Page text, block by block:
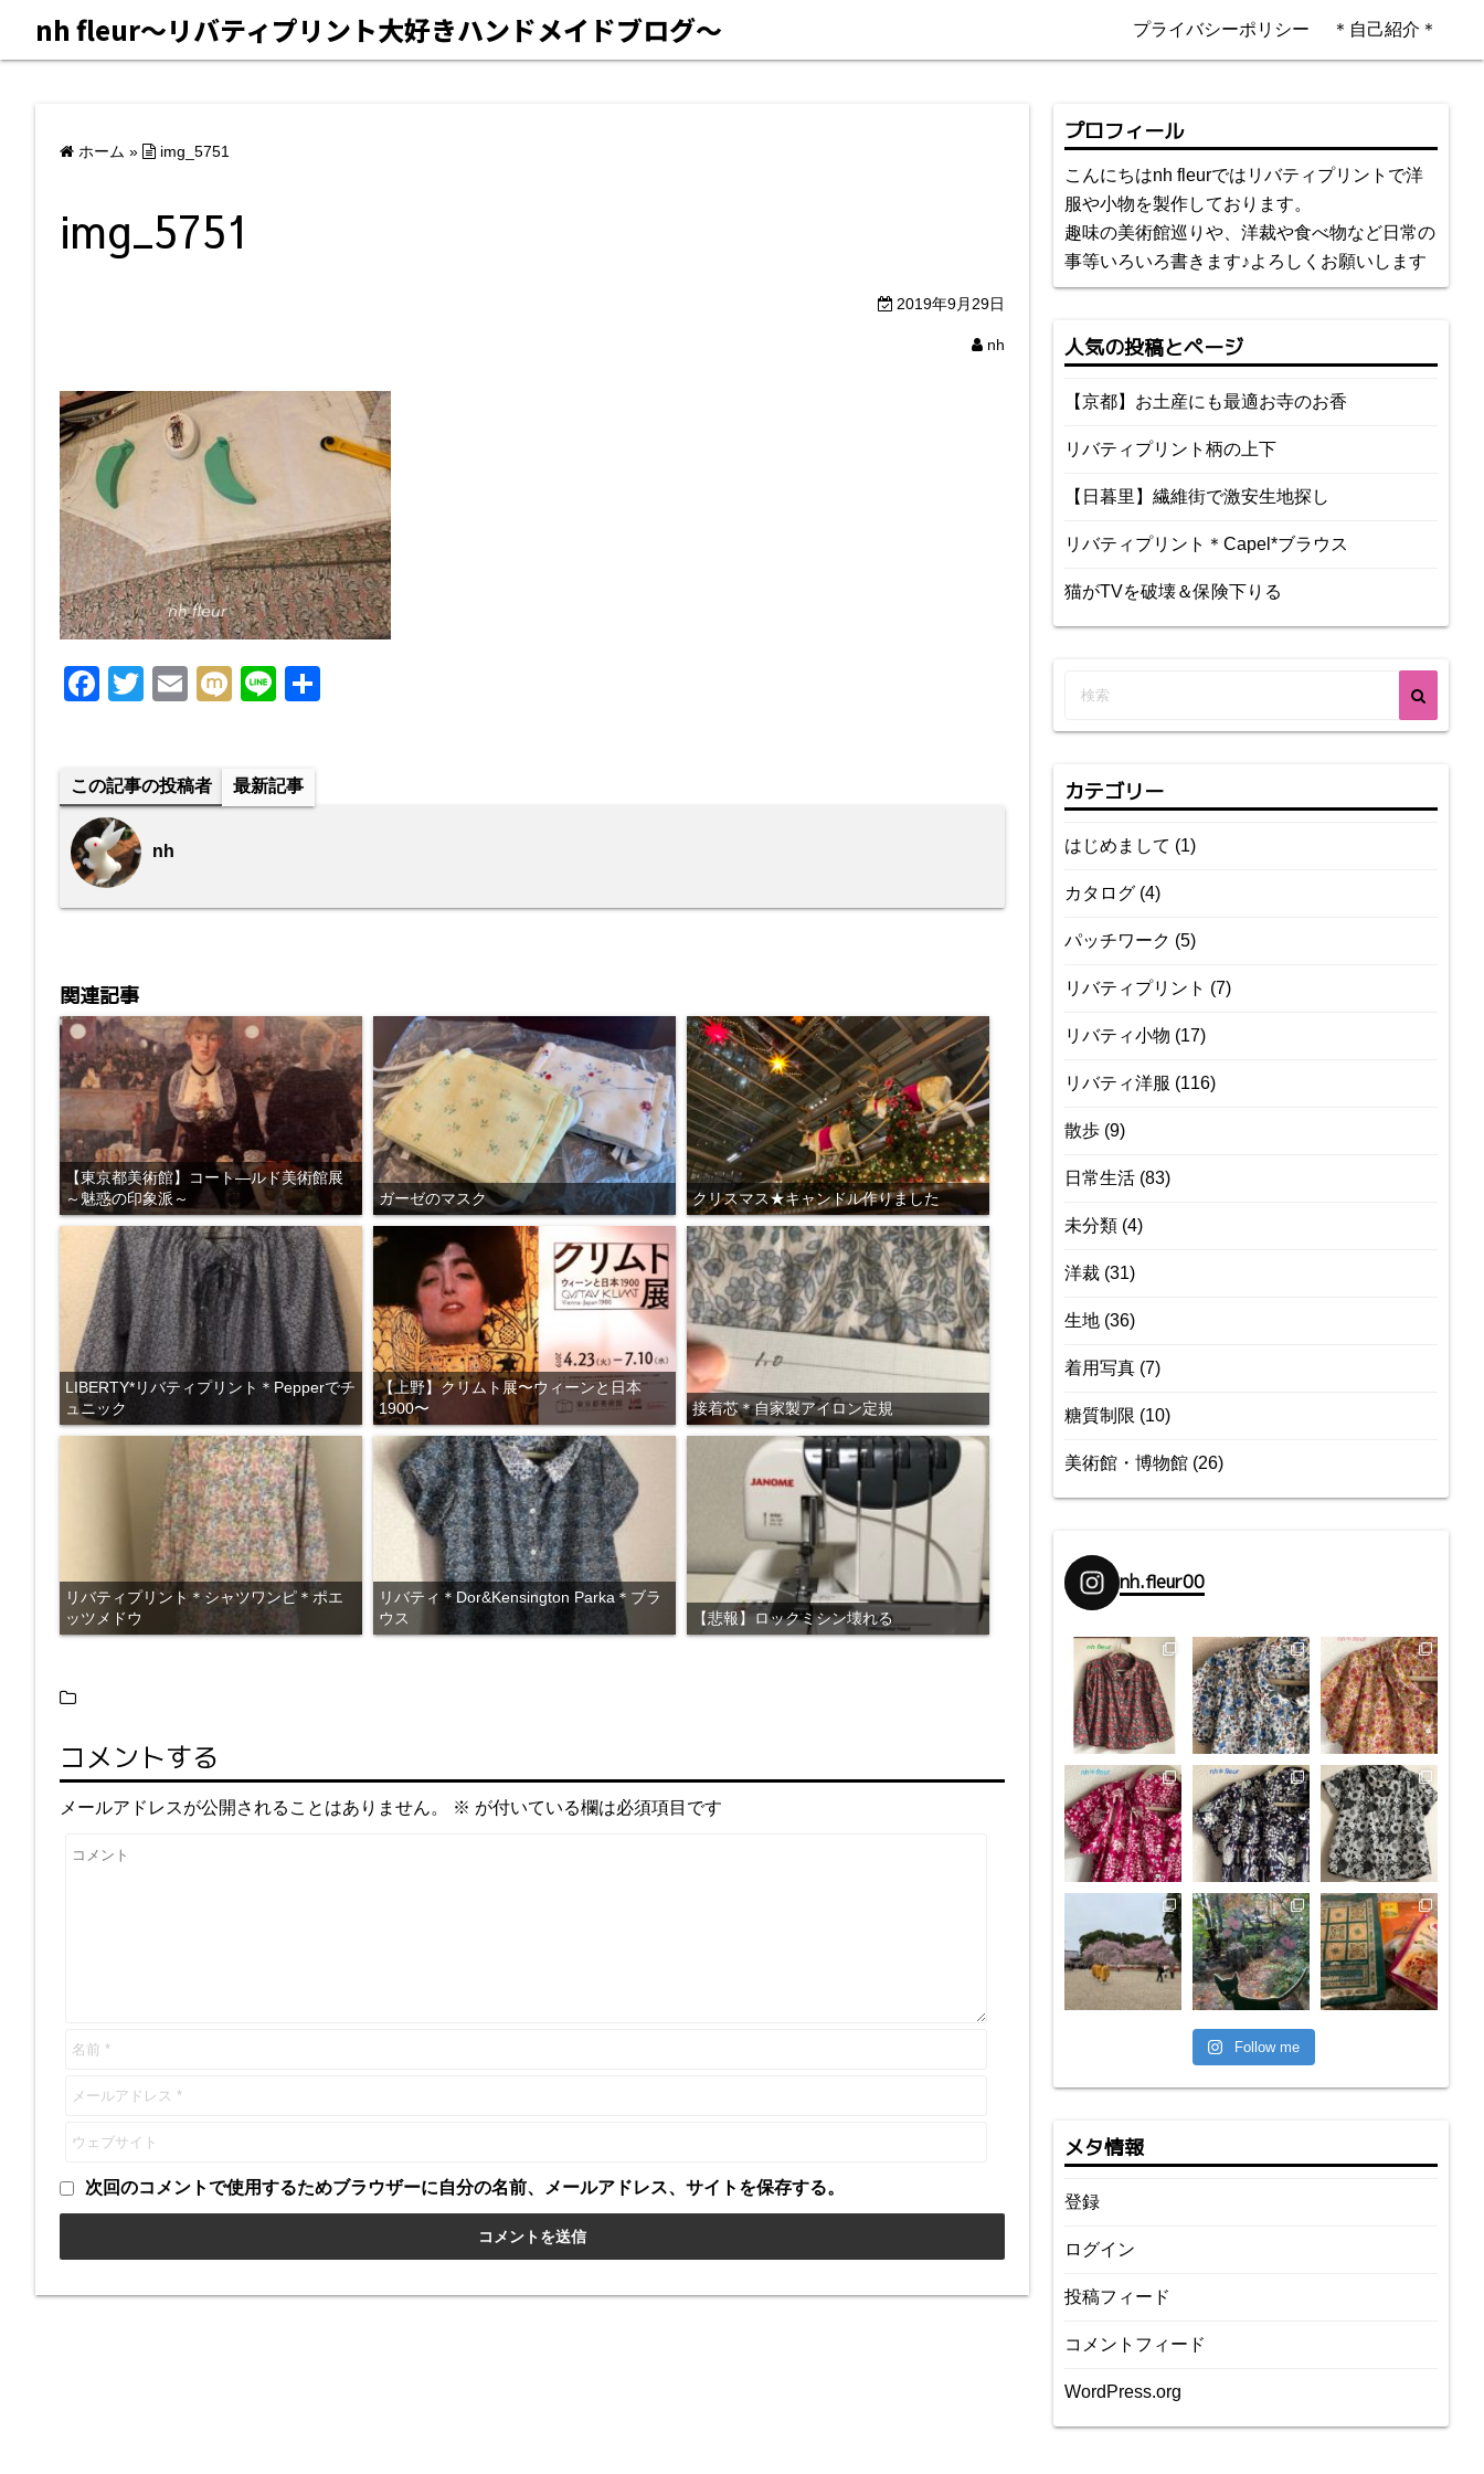
nh fleur〜リバティプリント大好きハンドメイドブログ〜 プライバシーポリシー ＊自己紹介＊
ホーム » img_5751
img_5751
2019年9月29日
nh
F
e
b
o
o
T
er
E
M
Li
この記事の投稿者 最新記事
nh
関連記事
【東京都美術館】コート―ルド美術館展
～魅惑の印象派～
ガーゼのマスク クリスマス★キャンドル作りました
LIBERTY*リバティプリント＊Pepperでチ
ュニック
【上野】クリムト展〜ウィーンと日本
1900〜
接着芯＊自家製アイロン定規
リバティプリント＊シャツワンピ＊ポエ
ッツメドウ
リバティ＊Dor&Kensington Parka＊ブラ
ウス
【悲報】ロックミシン壊れる
コメントする
メールアドレスが公開されることはありません。 ※ が付いている欄は必須項目です
次回のコメントで使用するためブラウザーに自分の名前、メールアドレス、サイトを保存する。
プロフィール
こんにちはnh fleurではリバティプリントで洋
服や小物を製作しております。
趣味の美術館巡りや、洋裁や食べ物など日常の
事等いろいろ書きます♪よろしくお願いします
人気の投稿とページ
【京都】お土産にも最適お寺のお香
リバティプリント柄の上下
【日暮里】繊維街で激安生地探し
リバティプリント＊Capel*ブラウス
猫がTVを破壊＆保険下りる
カテゴリー
はじめまして (1)
カタログ (4)
パッチワーク (5)
リバティプリント (7)
リバティ小物 (17)
リバティ洋服 (116)
散歩 (9)
日常生活 (83)
未分類 (4)
洋裁 (31)
生地 (36)
着用写真 (7)
糖質制限 (10)
美術館・博物館 (26)
nh.fleur00
Follow me
メタ情報
登録
ログイン
投稿フィード
コメントフィード
WordPress.org